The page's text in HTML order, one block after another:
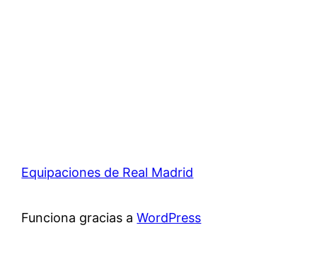
Equipaciones de Real Madrid
Funciona gracias aWordPress